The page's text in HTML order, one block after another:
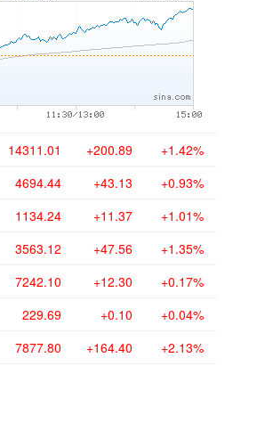
14311.01 +200.89 +1.42%
4694.44 +43.13 +0.93%
1134.24 +11.37 +1.01%
3563.12 +47.56 +1.35%
7242.10 +12.30 +0.17%
229.69 +0.10 +0.04%
7877.80 +164.40 +2.13%